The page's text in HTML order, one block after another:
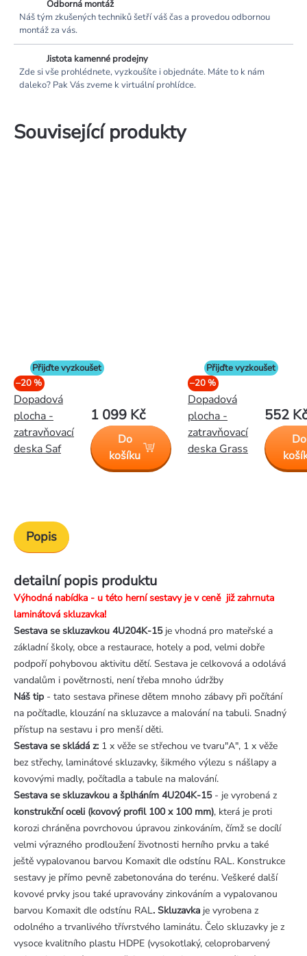
Odborná montáž
Náš tým zkušených techniků šetří váš čas a provedou odbornou
montáž za vás.
Jistota kamenné prodejny
Zde si vše prohlédnete, vyzkoušíte i objednáte. Máte to k nám
daleko? Pak Vás zveme k virtuální prohlídce.
Související produkty
Přijďte vyzkoušet
–20 %
Dopadová
plocha -
zatravňovací
deska Saf
1 099 Kč
Do
košíku
Přijďte vyzkoušet
–20 %
Dopadová
plocha -
zatravňovací
deska Grass
552 Kč
Do
Popis
detailní popis produktu
Výhodná nabídka - u této herní sestavy je v ceně již zahrnuta
laminátová skluzavka!
Sestava se skluzavkou 4U204K-15je vhodná pro mateřské a
základní školy, obce a restaurace, hotely a pod, velmi dobře
podpoří pohybovou aktivitu dětí. Sestava je celkovová a odolává
vandalům i povětrnosti, není třeba mnoho údržby
Náš tip - tato sestava přinese dětem mnoho zábavy při počítání
na počítadle, klouzání na skluzavce a malování na tabuli. Snadný
přístup na sestavu i pro menší děti.
Sestava se skládá z: 1 x věže se střechou ve tvaru"A", 1 x věže
bez střechy, laminátové skluzavky, šikmého výlezu s nášlapy a
kovovými madly, počítadla a tabule na malování.
Sestava se skluzavkou a šplháním 4U204K-15- je vyrobená z
konstrukční oceli (kovový profil 100 x 100 mm), která je proti
korozi chráněna povrchovou úpravou zinkováním, čímž se docílí
velmi výrazného prodloužení životnosti herního prvku a také
ještě vypalovanou barvou Komaxit dle odstínu RAL. Konstrukce
sestavy je přímo pevně zabetonována do terénu. Veškeré další
kovové prvky jsou také upravovány zinkováním a vypalovanou
barvou Komaxit dle odstínu RAL. Skluzavka je vyrobena z
odolného a trvanlivého třívrstvého laminátu. Čelo skluzavky je z
vysoce kvalitního plastu HDPE (vysokotlaký, celoprobarvený